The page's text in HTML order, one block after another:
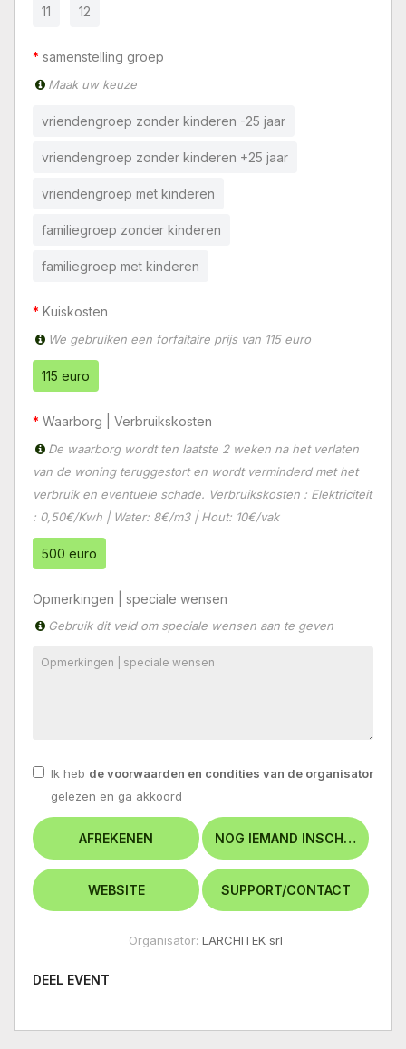
11 12
samenstelling groep
Maak uw keuze
vriendengroep zonder kinderen -25 jaar
vriendengroep zonder kinderen +25 jaar
vriendengroep met kinderen
familiegroep zonder kinderen
familiegroep met kinderen
Kuiskosten
We gebruiken een forfaitaire prijs van 115 euro
115 euro
Waarborg | Verbruikskosten
De waarborg wordt ten laatste 2 weken na het verlaten
van de woning teruggestort en wordt verminderd met het
verbruik en eventuele schade. Verbruikskosten : Elektriciteit
: 0,50€/Kwh | Water: 8€/m3 | Hout: 10€/vak
500 euro
Opmerkingen | speciale wensen
Gebruik dit veld om speciale wensen aan te geven
Ik heb de voorwaarden en condities van de organisator
gelezen en ga akkoord
Organisator: LARCHITEK srl
DEEL EVENT